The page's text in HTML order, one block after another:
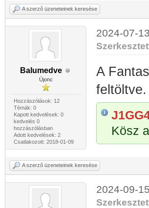
A szerző üzeneteinek keresése
Balumedve
Újonc
Hozzászólások: 12
Témák: 0
Kapott kedvelések: 0
kedvelés 0
hozzászólásban
Adott kedvelések: 2
Csatlakozott: 2018-01-09
2024-07-
A
feltöltve.
Kösz
A szerző üzeneteinek keresése
2024-09-